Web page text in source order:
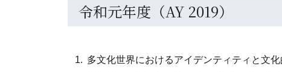
令和元年度（AY 2019）
多文化世界におけるアイデンティティと文